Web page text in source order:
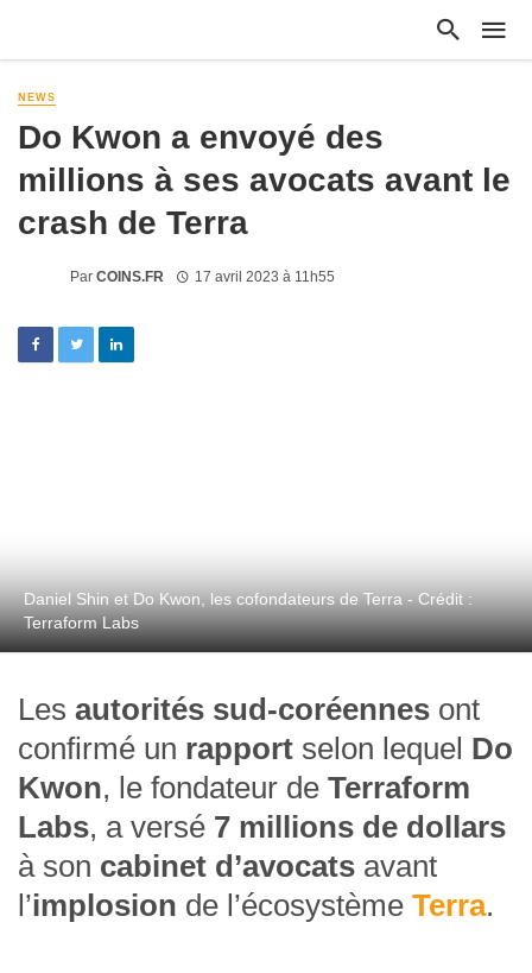
NEWS
Do Kwon a envoyé des
millions à ses avocats avant le
crash de Terra
Par COINS.FR 17 avril 2023 à 11h55
Daniel Shin et Do Kwon, les cofondateurs de Terra - Crédit :
Terraform Labs
Les autorités sud-coréennes ont
confirmé un rapport selon lequel Do
Kwon, le fondateur de Terraform
Labs, a versé 7 millions de dollars
à son cabinet d’avocats avant
l’implosion de l’écosystème Terra.